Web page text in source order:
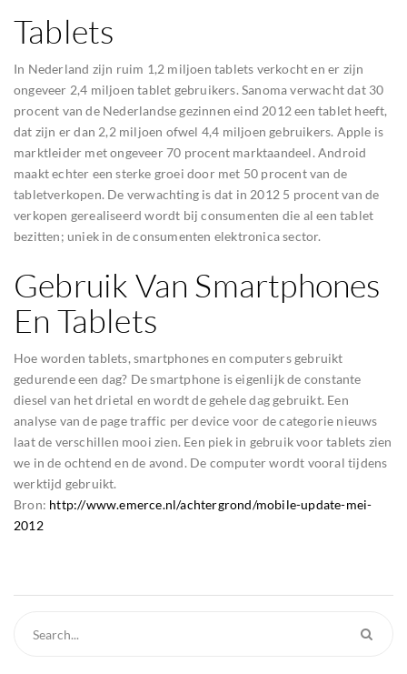
Tablets
In Nederland zijn ruim 1,2 miljoen tablets verkocht en er zijn
ongeveer 2,4 miljoen tablet gebruikers. Sanoma verwacht dat 30
procent van de Nederlandse gezinnen eind 2012 een tablet heeft,
dat zijn er dan 2,2 miljoen ofwel 4,4 miljoen gebruikers. Apple is
marktleider met ongeveer 70 procent marktaandeel. Android
maakt echter een sterke groei door met 50 procent van de
tabletverkopen. De verwachting is dat in 2012 5 procent van de
verkopen gerealiseerd wordt bij consumenten die al een tablet
bezitten; uniek in de consumenten elektronica sector.
Gebruik Van Smartphones
En Tablets
Hoe worden tablets, smartphones en computers gebruikt
gedurende een dag? De smartphone is eigenlijk de constante
diesel van het drietal en wordt de gehele dag gebruikt. Een
analyse van de page traffic per device voor de categorie nieuws
laat de verschillen mooi zien. Een piek in gebruik voor tablets zien
we in de ochtend en de avond. De computer wordt vooral tijdens
werktijd gebruikt.
Bron: http://www.emerce.nl/achtergrond/mobile-update-mei-
2012